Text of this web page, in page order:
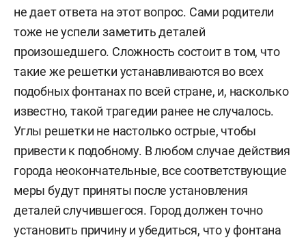
не дает ответа на этот вопрос. Сами родители
тоже не успели заметить деталей
произошедшего. Сложность состоит в том, что
такие же решетки устанавливаются во всех
подобных фонтанах по всей стране, и, насколько
известно, такой трагедии ранее не случалось.
Углы решетки не настолько острые, чтобы
привести к подобному. В любом случае действия
города неокончательные, все соответствующие
меры будут приняты после установления
деталей случившегося. Город должен точно
установить причину и убедиться, что у фонтана